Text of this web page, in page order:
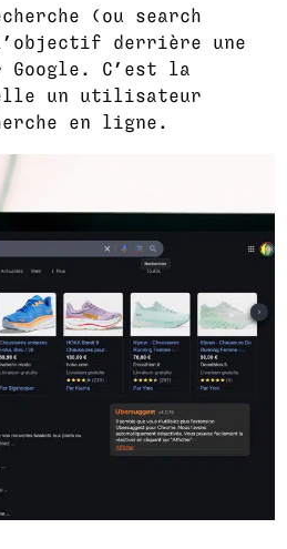
(ou search
derrière une
Google. C’est la
un utilisateur
en ligne.